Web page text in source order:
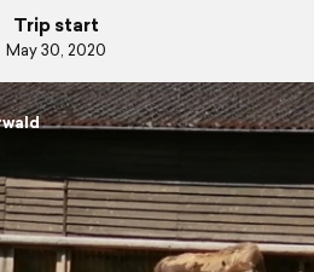
Trip start
May 30, 2020